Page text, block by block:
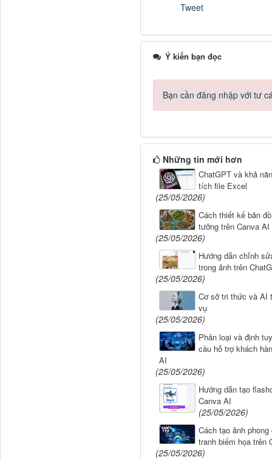
Tweet
Ý kiến bạn đọc
Bạn cần đăng nhập với tư
Những tin mới hơn
ChatGPT và khả
tích file Excel
(25/05/2026)
Cách thiết kế bản
tưởng trên Canva AI
(25/05/2026)
Hướng dẫn chỉnh
trong ảnh trên
(25/05/2026)
Cơ sở tri thức và AI
vụ
(25/05/2026)
Phân loại và định
cầu hỗ trợ khách
AI
(25/05/2026)
Hướng dẫn tạo
Canva AI
(25/05/2026)
Cách tạo ảnh phong
tranh biếm họa trên
(25/05/2026)